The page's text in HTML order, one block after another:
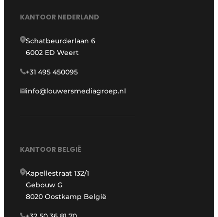
KANTOOR NEDERLAND
Schatbeurderlaan 6
6002 ED Weert
+31 495 450095
info@louwersmediagroep.nl
KANTOOR BELGIË
Kapellestraat 132/1
Gebouw G
8020 Oostkamp België